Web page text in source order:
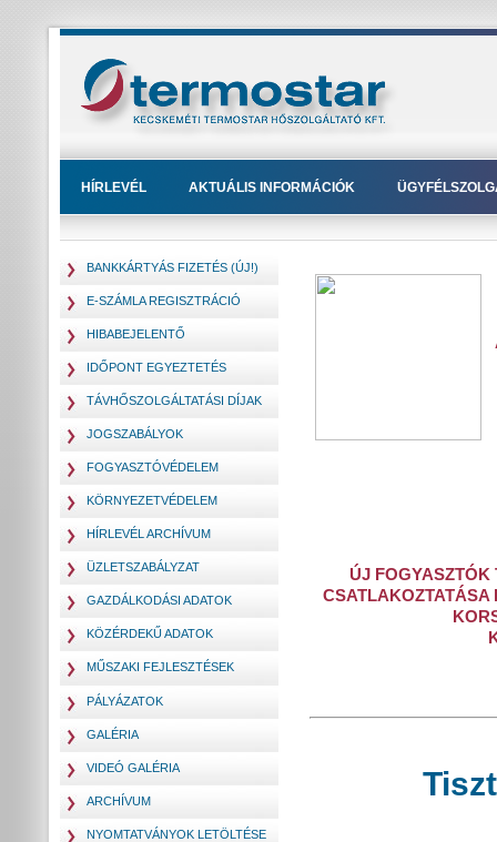
HÍRLEVÉL AKTUÁLIS INFORMÁCIÓK
BANKKÁRTYÁS FIZETÉS (ÚJ!)
E-SZÁMLA REGISZTRÁCIÓ
HIBABEJELENTŐ
IDŐPONT EGYEZTETÉS
TÁVHŐSZOLGÁLTATÁSI DÍJAK
JOGSZABÁLYOK
FOGYASZTÓVÉDELEM
KÖRNYEZETVÉDELEM
HÍRLEVÉL ARCHÍVUM
ÜZLETSZABÁLYZAT
GAZDÁLKODÁSI ADATOK
KÖZÉRDEKŰ ADATOK
MŰSZAKI FEJLESZTÉSEK
PÁLYÁZATOK
GALÉRIA
VIDEÓ GALÉRIA
ARCHÍVUM
NYOMTATVÁNYOK LETÖLTÉSE
ÚJ
CSATLAKOZTATÁSA